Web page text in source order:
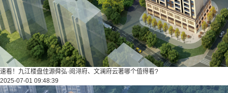
速看！九江楼盘佳源舜弘·阅浔府、文澜府云著哪个值得看?
2025-07-01 09:48:39